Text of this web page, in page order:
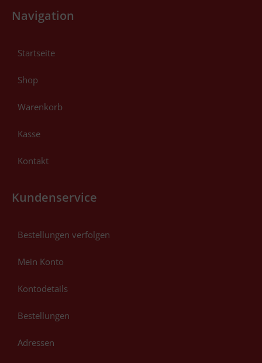
Navigation
Startseite
Shop
Warenkorb
Kasse
Kontakt
Kundenservice
Bestellungen verfolgen
Mein Konto
Kontodetails
Bestellungen
Adressen